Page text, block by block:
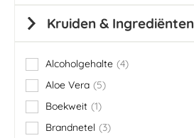
Kruiden & Ingrediënten
Alcoholgehalte 4
items
Aloe Vera
5
items
Boekweit 1
item
Brandnetel
3
items